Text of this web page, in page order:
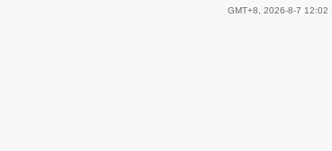
GMT+8, 2026-8-7 12:02